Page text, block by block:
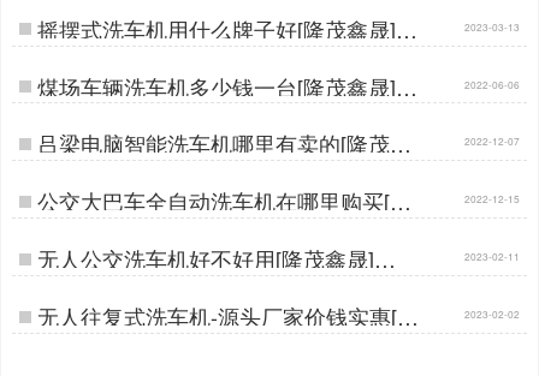
摇摆式洗车机用什么牌子好[隆茂鑫晟]… 2023-03-13
煤场车辆洗车机多少钱一台[隆茂鑫晟]… 2022-06-06
吕梁电脑智能洗车机哪里有卖的[隆茂鑫
晟]…
2022-12-07
公交大巴车全自动洗车机在哪里购买[隆
茂鑫晟]…
2022-12-15
无人公交洗车机好不好用[隆茂鑫晟]… 2023-02-11
无人往复式洗车机-源头厂家价钱实惠[隆
茂鑫晟]…
2023-02-02